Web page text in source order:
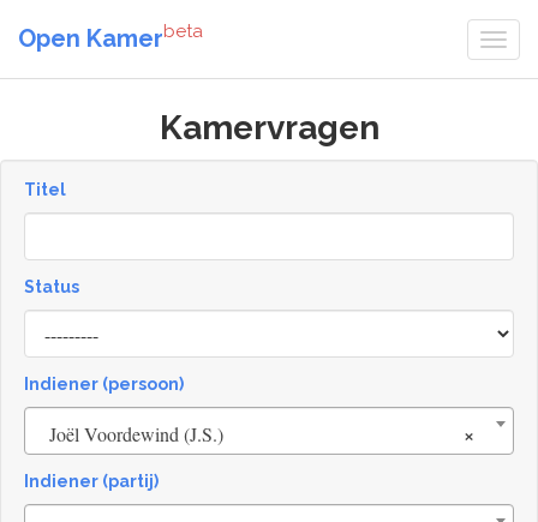
Open Kamerbeta
Kamervragen
Titel
Status
[invalid
name]
Indiener (persoon)
×
Joël Voordewind (J.S.)
Indiener (partij)